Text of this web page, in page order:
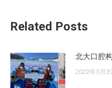
Related Posts
北大口腔
2022年3月